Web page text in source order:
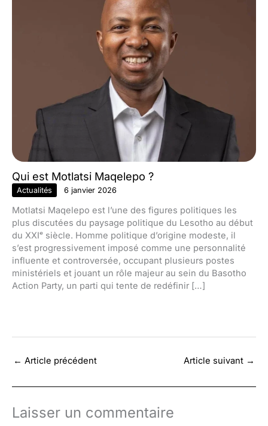
Qui est Motlatsi Maqelepo ?
Actualités 6 janvier 2026
Motlatsi Maqelepo est l’une des figures politiques les
plus discutées du paysage politique du Lesotho au début
du XXIᵉ siècle. Homme politique d’origine modeste, il
s’est progressivement imposé comme une personnalité
influente et controversée, occupant plusieurs postes
ministériels et jouant un rôle majeur au sein du Basotho
Action Party, un parti qui tente de redéfinir […]
← Article précédent Article suivant →
Laisser un commentaire